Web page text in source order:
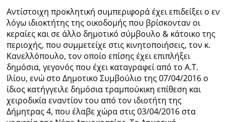
Αντίστοιχη προκλητική συμπεριφορά έχει επιδείξει ο εν
λόγω ιδιοκτήτης της οικοδομής που βρίσκονταν οι
κεραίες και σε άλλο δημοτικό σύμβουλο & κάτοικο της
περιοχής, που συμμετείχε στις κινητοποιήσεις, τον κ.
Κανελλόπουλο, τον οποίο επίσης έχει επιπλήξει
δημόσια, γεγονός που έχει καταγραφεί από το Α.Τ.
Ιλίου, ενώ στο Δημοτικο Συμβούλιο της 07/04/2016 ο
ίδιος κατήγγειλε δημόσια τραμπούκικη επίθεση και
χειροδικία εναντίον του από τον ιδιοτήτη της
Δήμητρας 4, που έλαβε χώρα στις 03/04/2016 στα